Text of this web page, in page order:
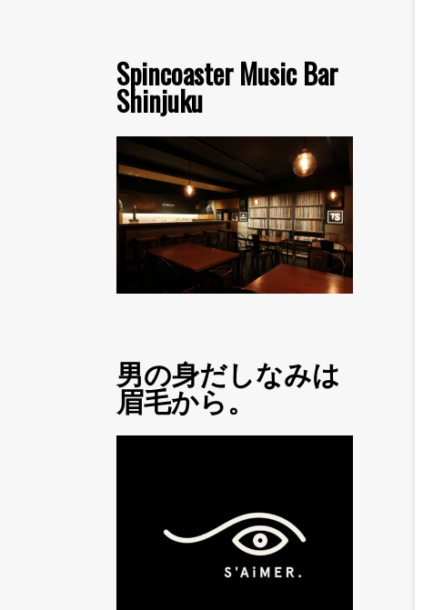
Spincoaster Music Bar
Shinjuku
男の身だしなみは
眉毛から。